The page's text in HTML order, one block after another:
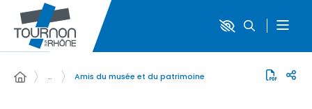
… Amis du musée et du patrimoine